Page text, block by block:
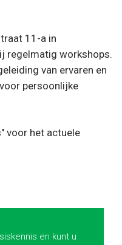
11-a in
regelmatig workshops.
van ervaren en
persoonlijke
voor het actuele
en kunt u